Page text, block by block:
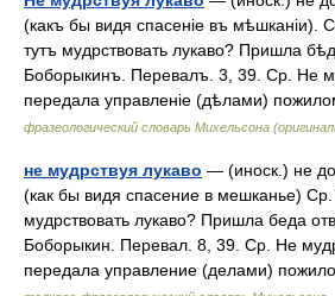
(какъ бы видя спасеніе въ мѣшканіи).
тутъ мудрствовать лукаво? Пришла
Боборыкинъ. Перевалъ. 3, 39. Ср. Не
передала управленіе (дѣлами)
фразеологический словарь Михельсона
не мудрствуя лукаво — (иноск.) не
(как бы видя спасение в мешканье) Ср.
мудрствовать лукаво? Пришла беда
Боборыкин. Перевал. 8, 39. Ср. Не
передала управление (делами)